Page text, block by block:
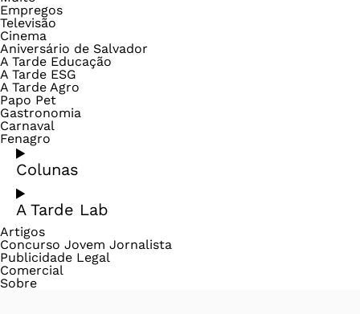
Empregos
Televisão
Cinema
Aniversário de Salvador
A Tarde Educação
A Tarde ESG
A Tarde Agro
Papo Pet
Gastronomia
Carnaval
Fenagro
Colunas
A Tarde Lab
Artigos
Concurso Jovem Jornalista
Publicidade Legal
Comercial
Sobre